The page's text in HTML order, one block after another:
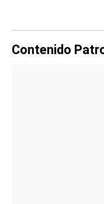
Contenido